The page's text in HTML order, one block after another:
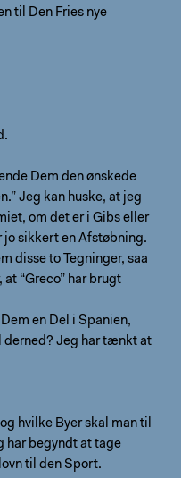
til Den Fries nye
Dem den ønskede
Jeg kan huske, at jeg
om det er i Gibs eller
jo sikkert en Afstøbning.
disse to Tegninger, saa
“Greco” har brugt
en Del i Spanien,
derned? Jeg har tænkt at
hvilke Byer skal man til
har begyndt at tage
til den Sport.